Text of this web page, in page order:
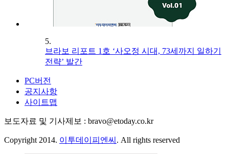
5.
브라보 리포트 1호 ‘사오정 시대, 73세까지 일하기
전략’ 발간
PC버전
공지사항
사이트맵
보도자료 및 기사제보 : bravo@etoday.co.kr
Copyright 2014. 이투데이피엔씨 . All rights reserved